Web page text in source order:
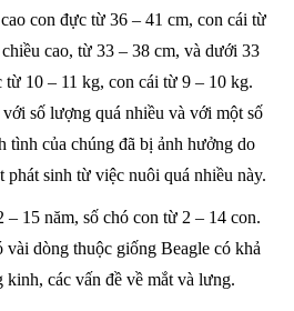
con đực từ 36 – 41 cm, con cái từ
cao, từ 33 – 38 cm, và dưới 33
từ 10 – 11 kg, con cái từ 9 – 10 kg.
số lượng quá nhiều và với một số
tình của chúng đã bị ảnh hưởng do
phát sinh từ việc nuôi quá nhiều này.
15 năm, số chó con từ 2 – 14 con.
dòng thuộc giống Beagle có khả
các vấn đề về mắt và lưng.